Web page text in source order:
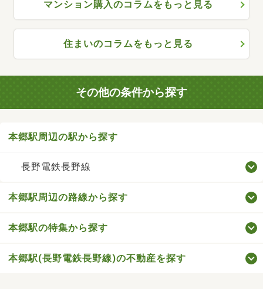
マンション購入のコラムをもっと見る
住まいのコラムをもっと見る
その他の条件から探す
本郷駅周辺の駅から探す
長野電鉄長野線
本郷駅周辺の路線から探す
本郷駅の特集から探す
本郷駅(長野電鉄長野線)の不動産を探す